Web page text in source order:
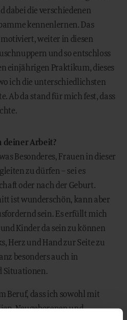
dabei die verschiedenen
kennenlernen. Das
weiter in diesen
und so entschloss
einjährigen Praktikum, dieses
ich die unterschiedlichsten
Ab da stand für mich fest, dass
deiner Arbeit?
Besonderes, Frauen in dieser
zu dürfen – sei es
oder nach der Geburt.
ist wunderschön, kann aber
sein. Es erfüllt mich
Kinder da sein zu können
Herz und Hand zur Seite zu
besonders auch in
Situationen.
Beruf, dass ich sowohl mit
Neugeborenen und